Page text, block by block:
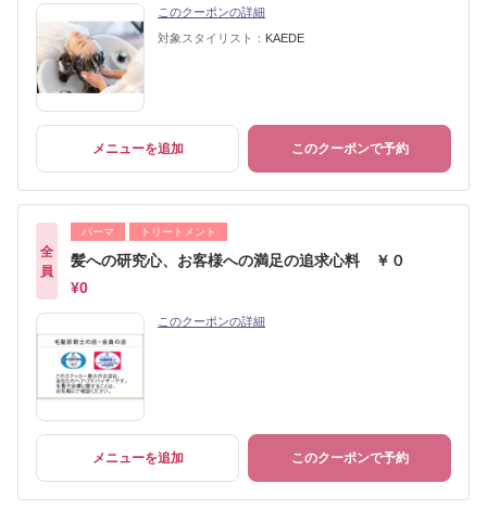
このクーポンの詳細
対象スタイリスト： KAEDE
メニューを追加 このクーポンで予約
全
員
パーマ トリートメント
髪への研究心、お客様への満足の追求心料 ￥０
¥0
このクーポンの詳細
メニューを追加 このクーポンで予約